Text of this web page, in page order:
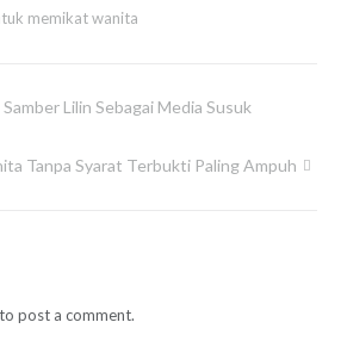
memikat wanita
Lilin Sebagai Media Susuk
Tanpa Syarat Terbukti Paling Ampuh
to post a comment.